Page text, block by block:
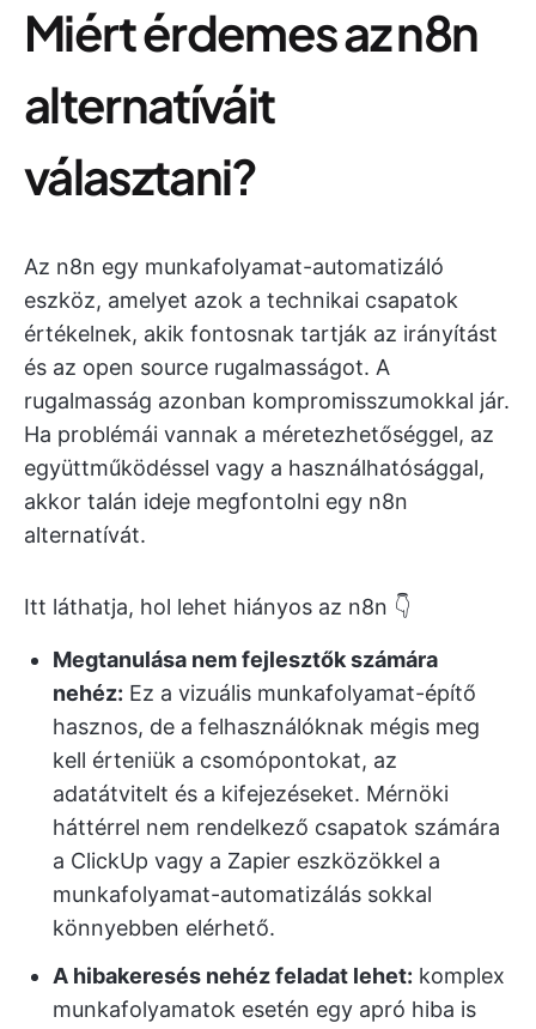
Miért érdemes az n8n
alternatíváit
választani?
Az n8n egy munkafolyamat-automatizáló
eszköz, amelyet azok a technikai csapatok
értékelnek, akik fontosnak tartják az irányítást
és az open source rugalmasságot. A
rugalmasság azonban kompromisszumokkal jár.
Ha problémái vannak a méretezhetőséggel, az
együttműködéssel vagy a használhatósággal,
akkor talán ideje megfontolni egy n8n
alternatívát.
Itt láthatja, hol lehet hiányos az n8n 👇
Megtanulása nem fejlesztők számára
nehéz: Ez a vizuális munkafolyamat-építő
hasznos, de a felhasználóknak mégis meg
kell érteniük a csomópontokat, az
adatátvitelt és a kifejezéseket. Mérnöki
háttérrel nem rendelkező csapatok számára
a ClickUp vagy a Zapier eszközökkel a
munkafolyamat-automatizálás sokkal
könnyebben elérhető.
A hibakeresés nehéz feladat lehet: komplex
munkafolyamatok esetén egy apró hiba is